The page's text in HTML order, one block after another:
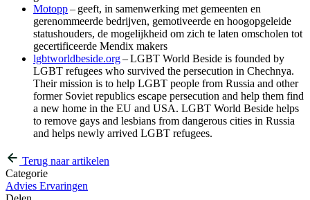
Motopp– geeft, in samenwerking met gemeenten en
gerenommeerde bedrijven, gemotiveerde en hoogopgeleide
statushouders, de mogelijkheid om zich te laten omscholen tot
gecertificeerde Mendix makers
lgbtworldbeside.org– LGBT World Beside is founded by
LGBT refugees who survived the persecution in Chechnya.
Their mission is to help LGBT people from Russia and other
former Soviet republics escape persecution and help them find
a new home in the EU and USA. LGBT World Beside helps
to remove gays and lesbians from dangerous cities in Russia
and helps newly arrived LGBT refugees.
Terug naar artikelen
Categorie
Advies Ervaringen